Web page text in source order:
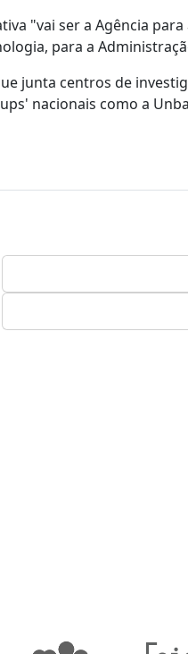
"vai ser a Agência
para a
junta centros de
nacionais como a